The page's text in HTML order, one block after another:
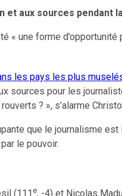
et aux sources pendant
« une forme
les pays les plus
sources pour les
? », s’alarme
que le journalisme
le pouvoir.
(111e, -4) et Nicolas